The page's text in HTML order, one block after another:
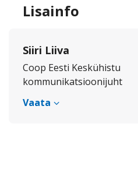
Lisainfo
Siiri Liiva
Coop Eesti Keskühistu
kommunikatsioonijuht
Vaata